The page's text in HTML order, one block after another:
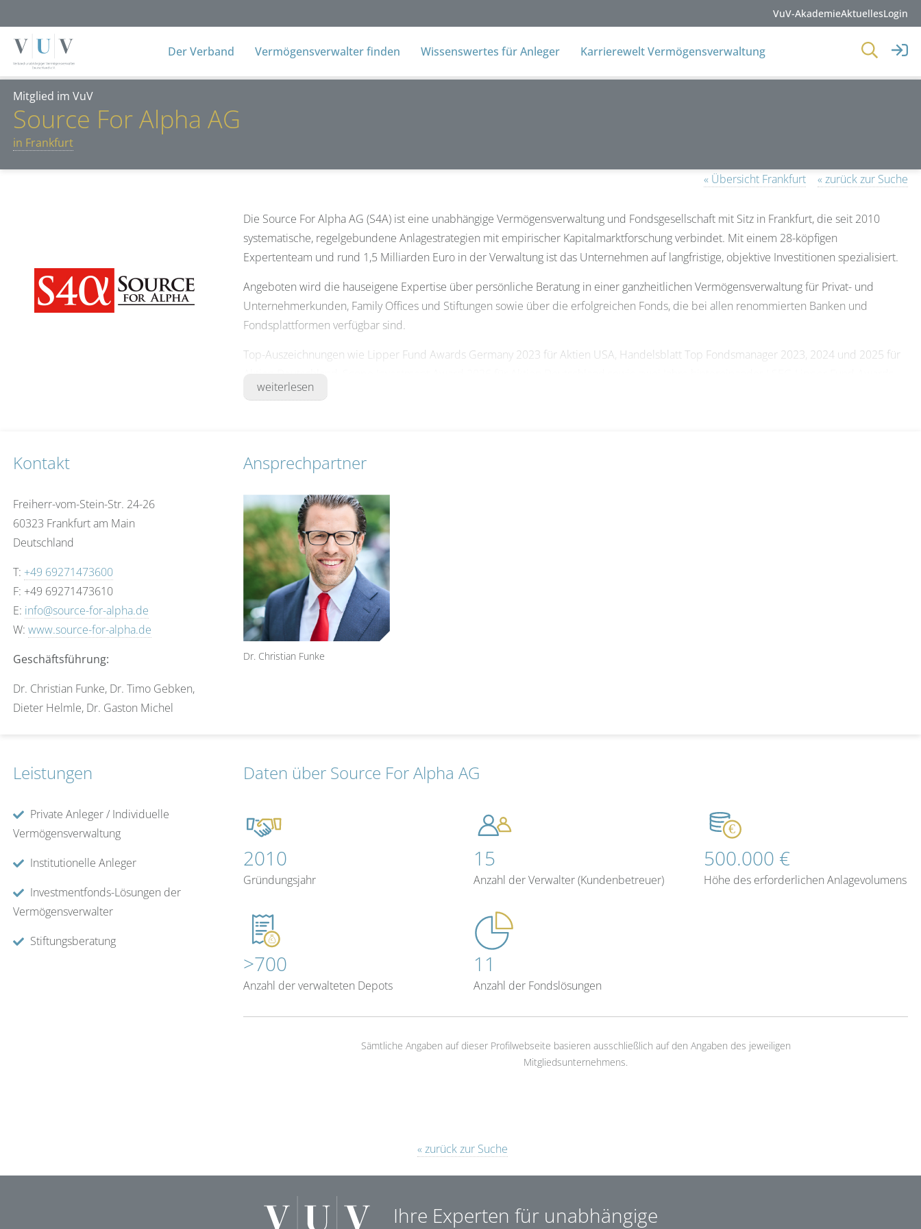
VuV-AkademieAktuellesLogin
Der Verband Vermögensverwalter finden Wissenswertes für Anleger Karrierewelt Vermögensverwaltung
Mitglied im VuV
Source For Alpha AG
in Frankfurt
« Übersicht Frankfurt « zurück zur Suche
Die Source For Alpha AG (S4A) ist eine unabhängige Vermögensverwaltung und Fondsgesellschaft mit Sitz in Frankfurt, die seit 2010
systematische, regelgebundene Anlagestrategien mit empirischer Kapitalmarktforschung verbindet. Mit einem 28-köpfigen
Expertenteam und rund 1,5 Milliarden Euro in der Verwaltung ist das Unternehmen auf langfristige, objektive Investitionen spezialisiert.
Angeboten wird die hauseigene Expertise über persönliche Beratung in einer ganzheitlichen Vermögensverwaltung für Privat- und
Unternehmerkunden, Family Offices und Stiftungen sowie über die erfolgreichen Fonds, die bei allen renommierten Banken und
Fondsplattformen verfügbar sind.
Top-Auszeichnungen wie Lipper Fund Awards Germany 2023 für Aktien USA, Handelsblatt Top Fondsmanager 2023, 2024 und 2025 für
Germany 2025 und 2026 für Aktien Deutschland bestätigen die hohe Qualität der Fonds. Und auch der Handelsblatt Elite Report
weiterlesen
Kontakt
Freiherr-vom-Stein-Str. 24-26
60323 Frankfurt am Main
Deutschland
T: +49 69271473600
F: +49 69271473610
E: info@source-for-alpha.de
W:www.source-for-alpha.de
Geschäftsführung:
Dr. Christian Funke, Dr. Timo Gebken,
Dieter Helmle, Dr. Gaston Michel
Ansprechpartner
Dr. Christian Funke
Leistungen
Private Anleger / Individuelle
Vermögensverwaltung
Institutionelle Anleger
Investmentfonds-Lösungen der
Vermögensverwalter
Stiftungsberatung
Daten über Source For Alpha AG
2010
Gründungsjahr
15
Anzahl der Verwalter (Kundenbetreuer)
500.000 €
Höhe des erforderlichen Anlagevolumens
>700
Anzahl der verwalteten Depots
11
Anzahl der Fondslösungen
Sämtliche Angaben auf dieser Profilwebseite basieren ausschließlich auf den Angaben des jeweiligen
Mitgliedsunternehmens.
« zurück zur Suche
Ihre Experten für unabhängige